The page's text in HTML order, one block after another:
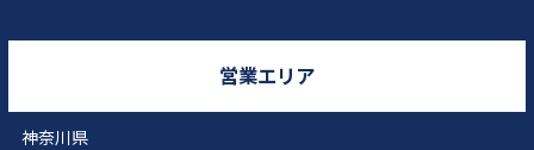
営業エリア
神奈川県